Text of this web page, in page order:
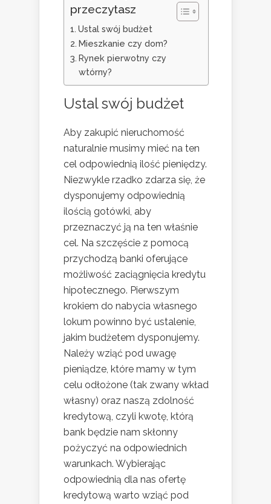
przeczytasz
Ustal swój budżet
Mieszkanie czy dom?
Rynek pierwotny czy
wtórny?
Ustal swój budżet
Aby zakupić nieruchomość
naturalnie musimy mieć na ten
cel odpowiednią ilość pieniędzy.
Niezwykle rzadko zdarza się, że
dysponujemy odpowiednią
ilością gotówki, aby
przeznaczyć ją na ten właśnie
cel. Na szczęście z pomocą
przychodzą banki oferujące
możliwość zaciągnięcia kredytu
hipotecznego. Pierwszym
krokiem do nabycia własnego
lokum powinno być ustalenie,
jakim budżetem dysponujemy.
Należy wziąć pod uwagę
pieniądze, które mamy w tym
celu odłożone (tak zwany wkład
własny) oraz naszą zdolność
kredytową, czyli kwotę, którą
bank będzie nam skłonny
pożyczyć na odpowiednich
warunkach. Wybierając
odpowiednią dla nas ofertę
kredytową warto wziąć pod